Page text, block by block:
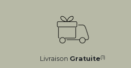
Livraison Gratuite(1)